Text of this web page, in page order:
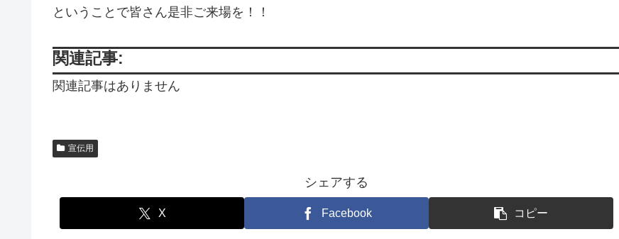
ということで皆さん是非ご来場を！！
関連記事:
関連記事はありません
宣伝用
シェアする
X Facebook コピー